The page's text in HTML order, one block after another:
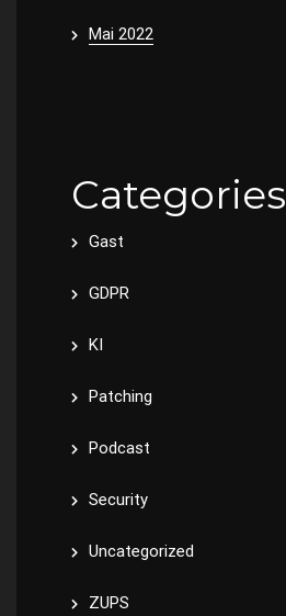
Mai 2022
Categories
Gast
GDPR
KI
Patching
Podcast
Security
Uncategorized
ZUPS